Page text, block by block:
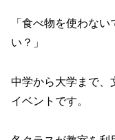
「食べ物を使わな
い？」
中学から大学まで、
イベントです。